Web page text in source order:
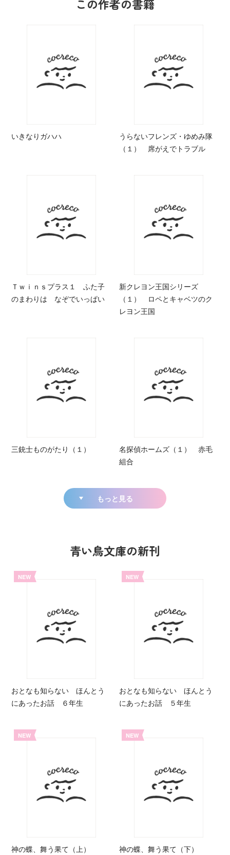
この作者の書籍
いきなりガハハ
うらないフレンズ・ゆめみ隊
（１） 席がえでトラブル
Ｔｗｉｎｓプラス１ ふた子
のまわりは なぞでいっぱい
新クレヨン王国シリーズ
（１） ロペとキャベツのク
レヨン王国
三銃士ものがたり（１）
名探偵ホームズ（１） 赤毛
組合
もっと見る
青い鳥文庫の新刊
NEW
おとなも知らない ほんとう
にあったお話 ６年生
NEW
おとなも知らない ほんとう
にあったお話 ５年生
NEW
神の蝶、舞う果て（上）
NEW
神の蝶、舞う果て（下）